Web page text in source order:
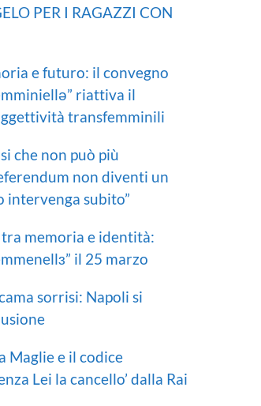
PER I RAGAZZI CON
e futuro: il convegno
riattiva il
transfemminili
che non può più
non diventi un
intervenga subito”
memoria e identità:
il 25 marzo
sorrisi: Napoli si
Maglie e il codice
Lei la cancello’ dalla Rai